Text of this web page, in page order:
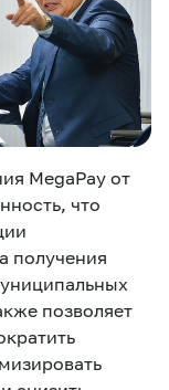
MegaPay от
что
получения
позволяет